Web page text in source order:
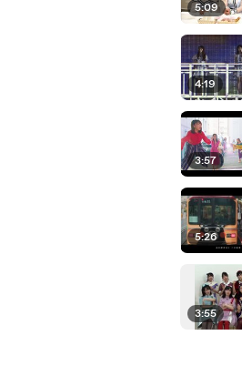
5:09
4:19
3:57
5:26
3:55